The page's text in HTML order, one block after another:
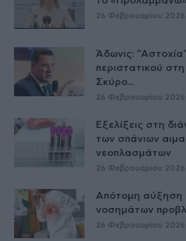
26 Φεβρουαρίου 2026
Άδωνις:
περιστατικού
Σκύρο...
26 Φεβρουαρίου 2026
Εξελίξεις στη
των σπάνιων
νεοπλασμάτων
26 Φεβρουαρίου 2026
Απότομη αύξηση
νοσημάτων
26 Φεβρουαρίου 2026